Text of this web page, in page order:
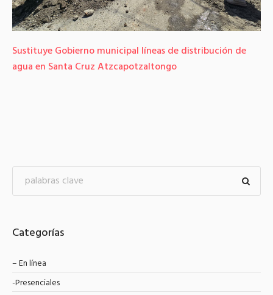
Sustituye Gobierno municipal líneas de distribución de
agua en Santa Cruz Atzcapotzaltongo
Categorías
– En línea
-Presenciales